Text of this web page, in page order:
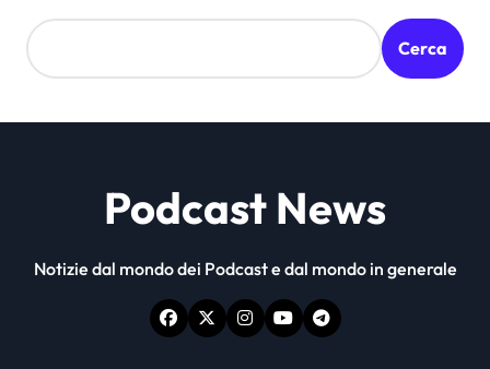
Cerca
Podcast News
Notizie dal mondo dei Podcast e dal mondo in generale